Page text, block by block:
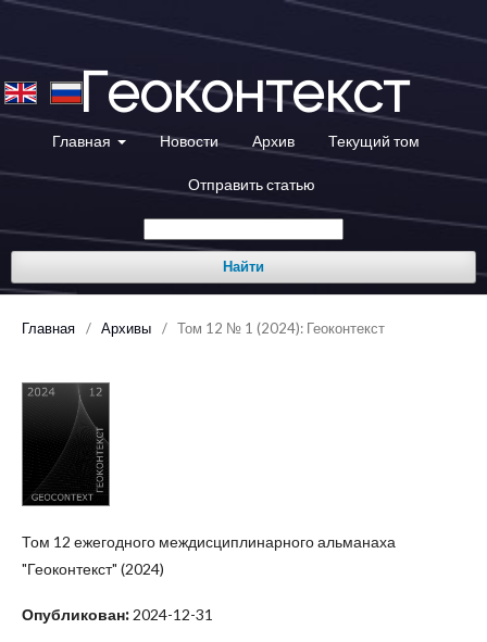
Геоконтекст
Главная Новости Архив Текущий том
Отправить статью
Найти
Главная / Архивы / Том 12 № 1 (2024): Геоконтекст
Том 12 ежегодного междисциплинарного альманаха
"Геоконтекст" (2024)
Опубликован: 2024-12-31